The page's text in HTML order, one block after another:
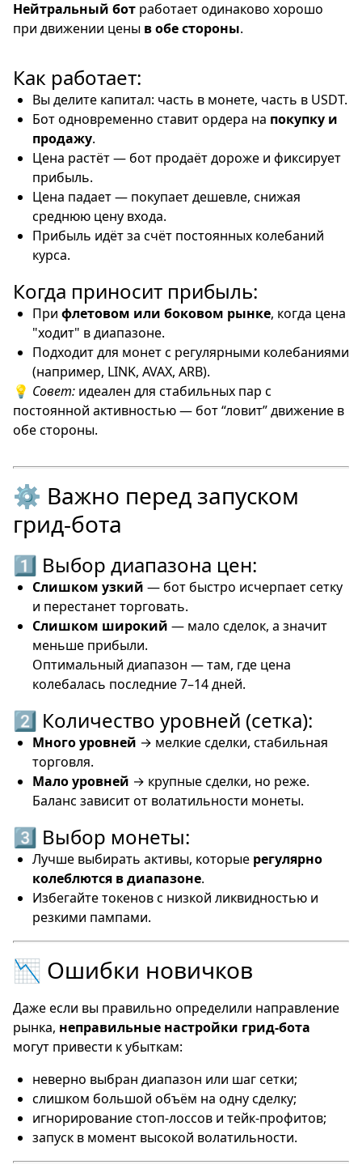
Нейтральный бот работает одинаково хорошо
при движении цены в обе стороны.
Как работает:
Вы делите капитал: часть в монете, часть в USDT.
Бот одновременно ставит ордера на покупку и
продажу.
Цена растёт — бот продаёт дороже и фиксирует
прибыль.
Цена падает — покупает дешевле, снижая
среднюю цену входа.
Прибыль идёт за счёт постоянных колебаний
курса.
Когда приносит прибыль:
При флетовом или боковом рынке, когда цена
"ходит" в диапазоне.
Подходит для монет с регулярными колебаниями
(например, LINK, AVAX, ARB).
💡 Совет: идеален для стабильных пар с
постоянной активностью — бот “ловит” движение в
обе стороны.
⚙️ Важно перед запуском
грид-бота
1️⃣ Выбор диапазона цен:
Слишком узкий — бот быстро исчерпает сетку
и перестанет торговать.
Слишком широкий — мало сделок, а значит
меньше прибыли.
Оптимальный диапазон — там, где цена
колебалась последние 7–14 дней.
2️⃣ Количество уровней (сетка):
Много уровней → мелкие сделки, стабильная
торговля.
Мало уровней → крупные сделки, но реже.
Баланс зависит от волатильности монеты.
3️⃣ Выбор монеты:
Лучше выбирать активы, которые регулярно
колеблются в диапазоне.
Избегайте токенов с низкой ликвидностью и
резкими пампами.
📉 Ошибки новичков
Даже если вы правильно определили направление
рынка, неправильные настройки грид-бота
могут привести к убыткам:
неверно выбран диапазон или шаг сетки;
слишком большой объём на одну сделку;
игнорирование стоп-лоссов и тейк-профитов;
запуск в момент высокой волатильности.